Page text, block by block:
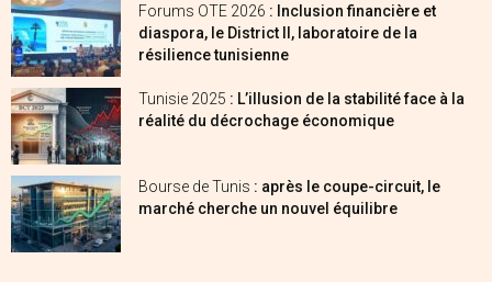
Forums OTE 2026 : Inclusion financière et
diaspora, le District II, laboratoire de la
résilience tunisienne
Tunisie 2025 : L’illusion de la stabilité face à la
réalité du décrochage économique
Bourse de Tunis : après le coupe-circuit, le
marché cherche un nouvel équilibre